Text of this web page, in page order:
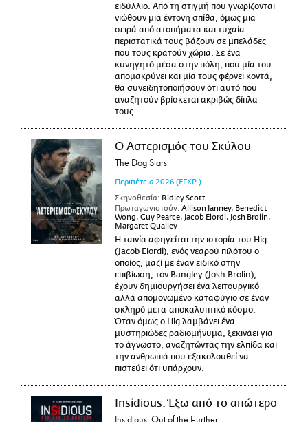
ειδύλλιο. Από τη στιγμή που γνωρίζονται
νιώθουν μια έντονη σπίθα, όμως μια
σειρά από ατοπήματα και τυχαία
περιστατικά τους βάζουν σε μπελάδες
που τους κρατούν χώρια. Σε ένα
κυνηγητό μέσα στην πόλη, που μία του
απομακρύνει και μία τους φέρνει κοντά,
θα συνειδητοποιήσουν ότι αυτό που
αναζητούν βρίσκεται ακριβώς δίπλα
τους.
Ο Αστερισμός του Σκύλου
The Dog Stars
Περιπέτεια 2026 (ΕΓΧΡ.)
Σκηνοθεσία: Ridley Scott
Πρωταγωνιστούν: Allison Janney, Benedict
Wong, Guy Pearce, Jacob Elordi, Josh Brolin,
Margaret Qualley
Η ταινία αφηγείται την ιστορία του Hig
(Jacob Elordi), ενός νεαρού πιλότου ο
οποίος, μαζί με έναν ειδικό στην
επιβίωση, τον Bangley (Josh Brolin),
έχουν δημιουργήσει ένα λειτουργικό
αλλά απομονωμένο καταφύγιο σε έναν
σκληρό μετα-αποκαλυπτικό κόσμο.
Όταν όμως ο Hig λαμβάνει ένα
μυστηριώδες ραδιομήνυμα, ξεκινάει για
το άγνωστο, αναζητώντας την ελπίδα και
την ανθρωπιά που εξακολουθεί να
πιστεύει ότι υπάρχουν.
Insidious: Έξω από το απώτερο
Insidious: Out of the Further